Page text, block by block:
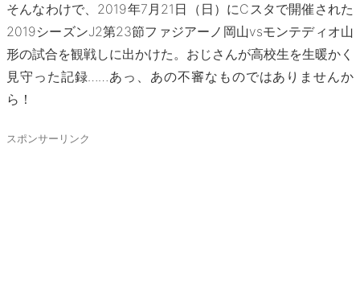
そんなわけで、2019年7月21日（日）にCスタで開催された
2019シーズンJ2第23節ファジアーノ岡山vsモンテディオ山
形の試合を観戦しに出かけた。おじさんが高校生を生暖かく
見守った記録……あっ、あの不審なものではありませんか
ら！
スポンサーリンク